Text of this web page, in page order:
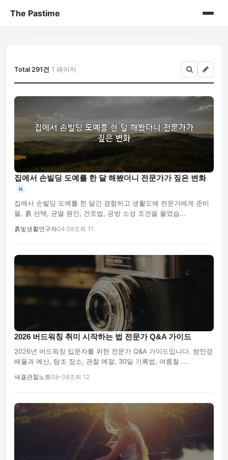
The Pastime
게시판
Total 291건 1 페이지
집에서 손빌딩 도예를 한 달 해봤더니 전문가가 짚은 변화
N
집에서 손빌딩 도예를 한 달간 경험하고 생활도예 전문가에게 준비
물, 흙 선택, 균열 원인, 건조법, 공방 소성 조건을 물었습...
흙빛생활연구자04:59조회 11
2026 버드워칭 취미 시작하는 법 전문가 Q&A 가이드
2026년 버드워칭 입문자를 위한 전문가 Q&A 가이드입니다. 쌍안경
배율과 예산, 탐조 장소, 관찰 예절, 30일 기록법, 여름철 ...
새결관찰노트08-08조회 12